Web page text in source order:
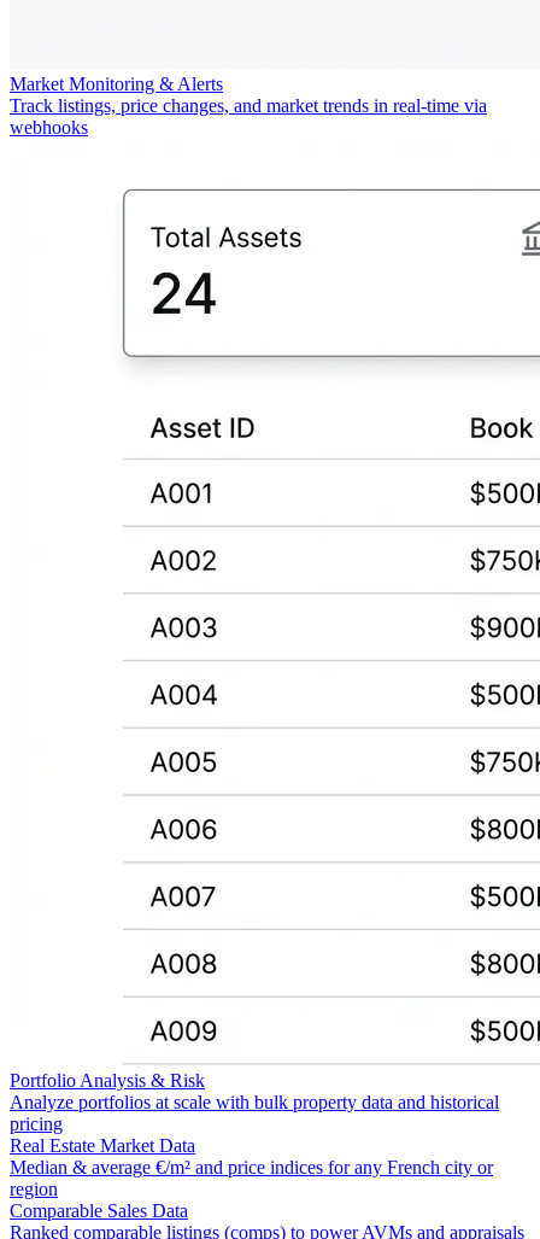
Market Monitoring & Alerts
Track listings, price changes, and market trends in real-time via
webhooks
Portfolio Analysis & Risk
Analyze portfolios at scale with bulk property data and historical
pricing
Real Estate Market Data
Median & average €/m² and price indices for any French city or
region
Comparable Sales Data
Ranked comparable listings (comps) to power AVMs and appraisals